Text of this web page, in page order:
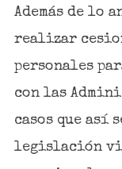
Además de lo
realizar
personales
con las
casos que así
legislación